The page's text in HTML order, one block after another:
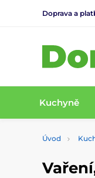
Doprava a
Kuchyně
Úvod